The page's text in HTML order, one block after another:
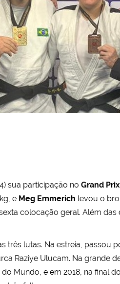
sua participação no Grand
e Meg Emmerich levou o
colocação geral. Além
três lutas. Na estreia, passou
Raziye Ulucam. Na grande
Mundo, e em 2018, na final